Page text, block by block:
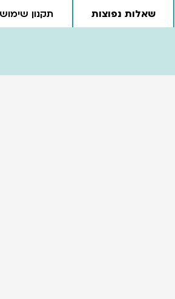
שאלות נפוצות תקנון שימוש